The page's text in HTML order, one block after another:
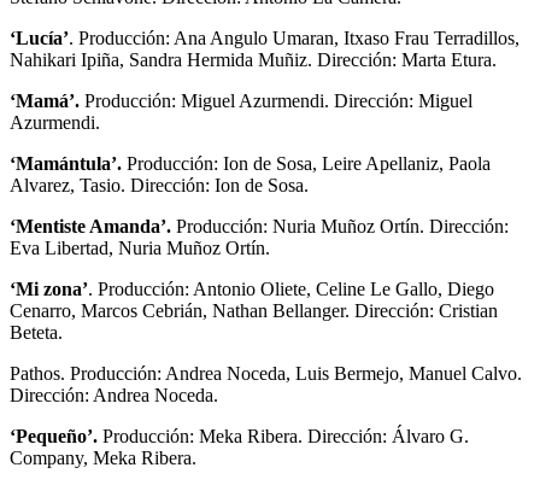
‘Lucía’. Producción: Ana Angulo Umaran, Itxaso Frau Terradillos,
Nahikari Ipiña, Sandra Hermida Muñiz. Dirección: Marta Etura.
‘Mamá’. Producción: Miguel Azurmendi. Dirección: Miguel
Azurmendi.
‘Mamántula’. Producción: Ion de Sosa, Leire Apellaniz, Paola
Alvarez, Tasio. Dirección: Ion de Sosa.
‘Mentiste Amanda’. Producción: Nuria Muñoz Ortín. Dirección:
Eva Libertad, Nuria Muñoz Ortín.
‘Mi zona’. Producción: Antonio Oliete, Celine Le Gallo, Diego
Cenarro, Marcos Cebrián, Nathan Bellanger. Dirección: Cristian
Beteta.
Pathos. Producción: Andrea Noceda, Luis Bermejo, Manuel Calvo.
Dirección: Andrea Noceda.
‘Pequeño’. Producción: Meka Ribera. Dirección: Álvaro G.
Company, Meka Ribera.